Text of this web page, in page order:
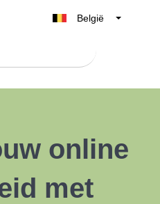
België
Nederland
España
online
met